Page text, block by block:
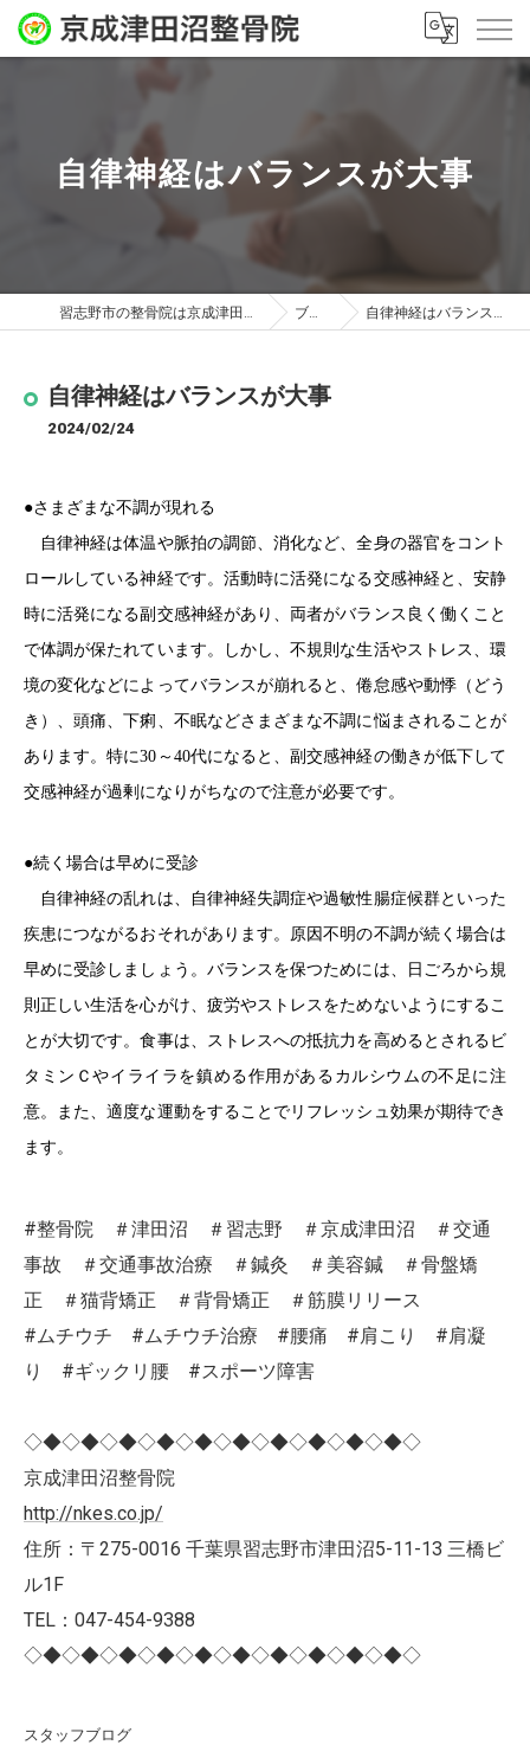
自律神経はバランスが大事
習志野市の整骨院は京成津田沼整骨院 ブログ 自律神経はバランスが大事
自律神経はバランスが大事
2024/02/24
●さまざまな不調が現れる
自律神経は体温や脈拍の調節、消化など、全身の器官をコント
ロールしている神経です。活動時に活発になる交感神経と、安静
時に活発になる副交感神経があり、両者がバランス良く働くこと
で体調が保たれています。しかし、不規則な生活やストレス、環
境の変化などによってバランスが崩れると、倦怠感や動悸（どう
き）、頭痛、下痢、不眠などさまざまな不調に悩まされることが
あります。特に30～40代になると、副交感神経の働きが低下して
交感神経が過剰になりがちなので注意が必要です。
●続く場合は早めに受診
自律神経の乱れは、自律神経失調症や過敏性腸症候群といった
疾患につながるおそれがあります。原因不明の不調が続く場合は
早めに受診しましょう。バランスを保つためには、日ごろから規
則正しい生活を心がけ、疲労やストレスをためないようにするこ
とが大切です。食事は、ストレスへの抵抗力を高めるとされるビ
タミンＣやイライラを鎮める作用があるカルシウムの不足に注
意。また、適度な運動をすることでリフレッシュ効果が期待でき
ます。
#整骨院 ＃津田沼 ＃習志野 ＃京成津田沼 ＃交通
事故 ＃交通事故治療 ＃鍼灸 ＃美容鍼 ＃骨盤矯
正 ＃猫背矯正 ＃背骨矯正 ＃筋膜リリース
#ムチウチ #ムチウチ治療 #腰痛 #肩こり #肩凝
り #ギックリ腰 #スポーツ障害
◇◆◇◆◇◆◇◆◇◆◇◆◇◆◇◆◇◆◇◆◇
京成津田沼整骨院
http://nkes.co.jp/
住所：〒275-0016 千葉県習志野市津田沼5-11-13 三橋ビ
ル1F
TEL：047-454-9388
◇◆◇◆◇◆◇◆◇◆◇◆◇◆◇◆◇◆◇◆◇
スタッフブログ